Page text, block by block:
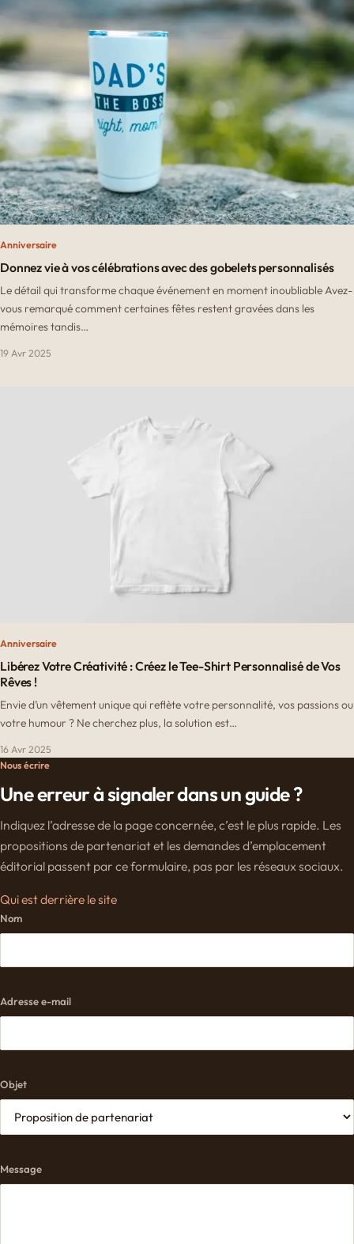
Anniversaire
Donnez vie à vos célébrations avec des gobelets personnalisés
Le détail qui transforme chaque événement en moment inoubliable Avez-
vous remarqué comment certaines fêtes restent gravées dans les
mémoires tandis…
19 Avr 2025
Anniversaire
Libérez Votre Créativité : Créez le Tee-Shirt Personnalisé de Vos
Rêves !
Envie d’un vêtement unique qui reflète votre personnalité, vos passions ou
votre humour ? Ne cherchez plus, la solution est…
16 Avr 2025
Nous écrire
Une erreur à signaler dans un guide ?
Indiquez l’adresse de la page concernée, c’est le plus rapide. Les
propositions de partenariat et les demandes d’emplacement
éditorial passent par ce formulaire, pas par les réseaux sociaux.
Qui est derrière le site
Nom
Adresse e-mail
Objet
Message